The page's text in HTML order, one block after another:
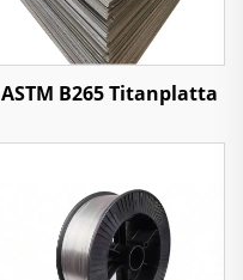
ASTM B265 Titanplatta